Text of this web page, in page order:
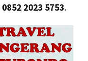
0852 2023 5753.